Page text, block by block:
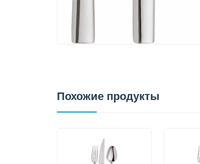
Похожие продукты